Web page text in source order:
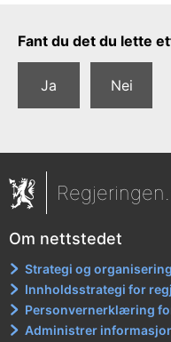
Tilbakemeldingsskjema
Fant du det du lette
Ja Nei
Om nettstedet
Strategi og
Innholdsstrategi for
Personvernerklæring
Administrer